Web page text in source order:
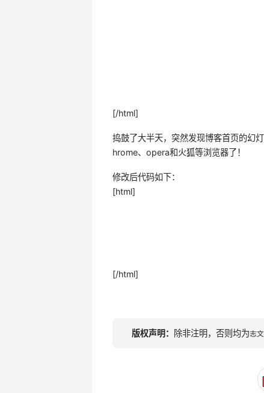
[/html]
捣鼓了大半天，突然发现博客首页的幻
hrome、opera和火狐等浏览器了！
修改后代码如下：
[html]
[/html]
版权声明： 除非注明，否则均为志